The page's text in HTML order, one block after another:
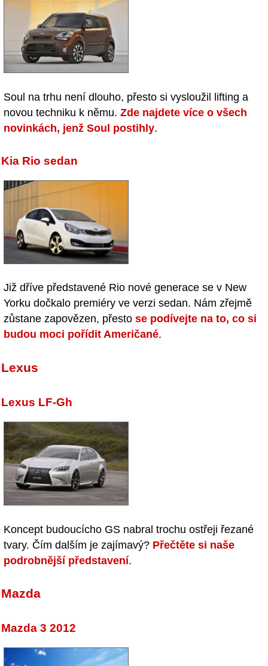
Soul na trhu není dlouho, přesto si vysloužil lifting a
novou techniku k němu. Zde najdete více o všech
novinkách, jenž Soul postihly.
Kia Rio sedan
Již dříve představené Rio nové generace se v New
Yorku dočkalo premiéry ve verzi sedan. Nám zřejmě
zůstane zapovězen, přesto se podívejte na to, co si
budou moci pořídit Američané.
Lexus
Lexus LF-Gh
Koncept budoucícho GS nabral trochu ostřeji řezané
tvary. Čím dalším je zajímavý? Přečtěte si naše
podrobnější představení.
Mazda
Mazda 3 2012